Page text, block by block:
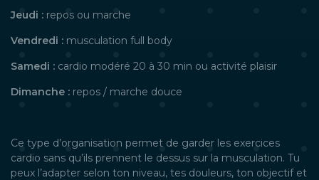
Jeudi : repos ou marche
Vendredi : musculation full body
Samedi : cardio modéré 20 à 30 min ou activité plaisir
Dimanche : repos / marche douce
Ce type d’organisation permet de garder les exercices
cardio sans qu’ils prennent le dessus sur la musculation. Tu
peux l’adapter selon ton niveau, tes douleurs, ton objectif et